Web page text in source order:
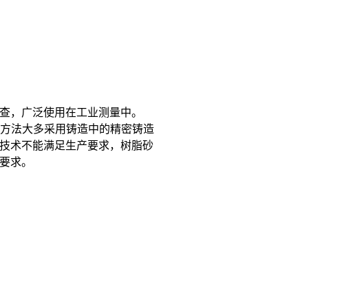
，广泛使用在工业测量中。
法大多采用铸造中的精密铸造
术不能满足生产要求，树脂砂
求。